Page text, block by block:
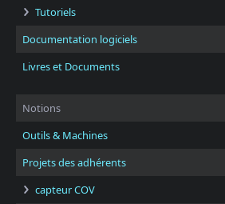
Tutoriels
Documentation logiciels
Livres et Documents
Notions
Outils & Machines
Projets des adhérents
capteur COV